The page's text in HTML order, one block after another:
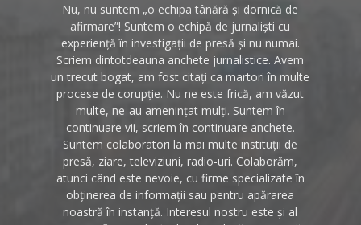
Nu, nu suntem „o echipa tânără și dornică de
afirmare”! Suntem o echipă de jurnaliști cu
experiență în investigații de presă și nu numai.
Scriem dintotdeauna anchete jurnalistice. Avem
un trecut bogat, am fost citați ca martori în multe
procese de corupție. Nu ne este frică, am văzut
multe, ne-au amenințat mulți. Suntem în
continuare vii, scriem în continuare anchete.
Suntem colaboratori la mai multe instituții de
presă, ziare, televiziuni, radio-uri. Colaborăm,
atunci când este nevoie, cu firme specializate în
obținerea de informații sau pentru apărarea
noastră în instanță. Interesul nostru este și al